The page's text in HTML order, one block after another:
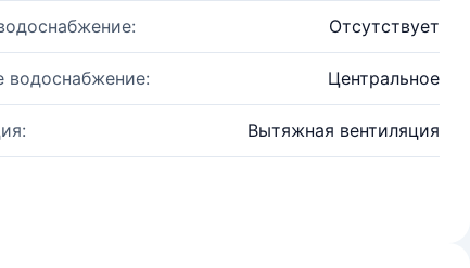
Отсутствует
водоснабжение: Центральное
Вытяжная вентиляция